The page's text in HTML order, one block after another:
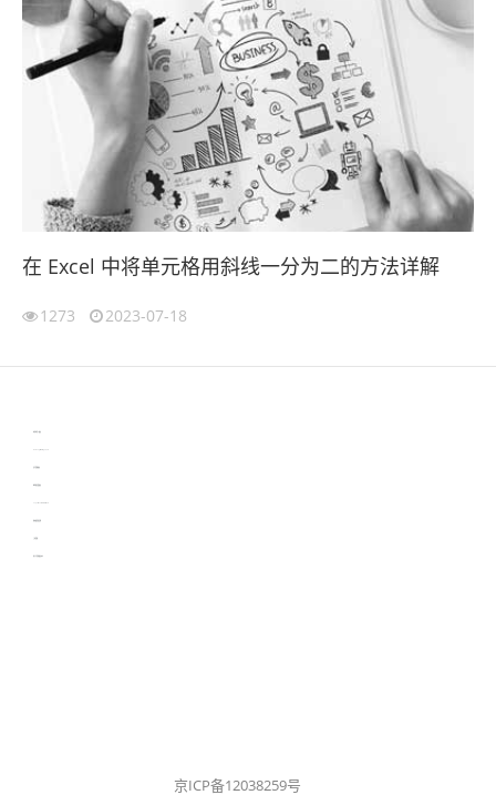
在 Excel 中将单元格用斜线一分为二的方法详解
1273 2023-07-18
京ICP备12038259号